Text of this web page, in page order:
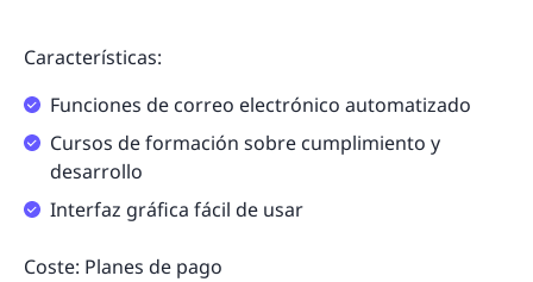
Características:
Funciones de correo electrónico automatizado
Cursos de formación sobre cumplimiento y
desarrollo
Interfaz gráfica fácil de usar
Coste: Planes de pago